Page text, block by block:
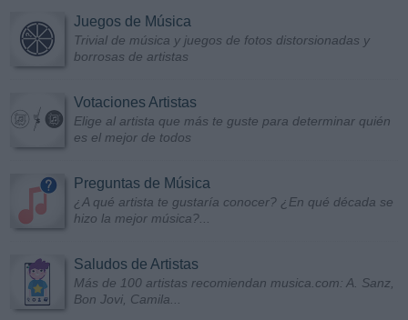
Juegos de Música
Trivial de música y juegos de fotos distorsionadas y
borrosas de artistas
Votaciones Artistas
Elige al artista que más te guste para determinar quién
es el mejor de todos
Preguntas de Música
¿A qué artista te gustaría conocer? ¿En qué década se
hizo la mejor música?...
Saludos de Artistas
Más de 100 artistas recomiendan musica.com: A. Sanz,
Bon Jovi, Camila...